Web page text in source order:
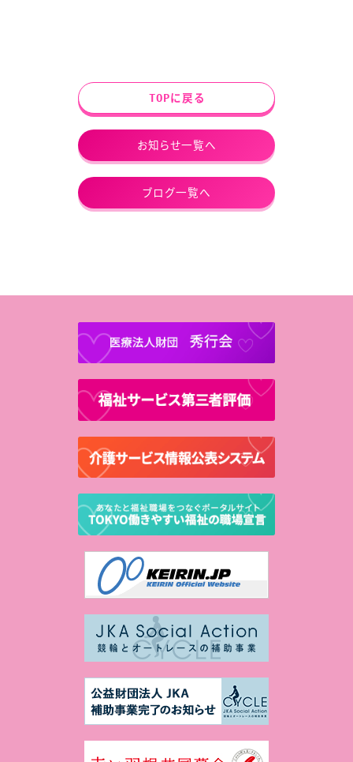
TOPに戻る
お知らせ一覧へ
ブログ一覧へ